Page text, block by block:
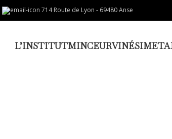
714 Route de Lyon - 69480 Anse
L’INSTITUTMINCEURVINÉSIME